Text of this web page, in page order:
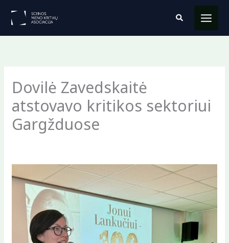
prie
Paieška
Dovilė Zavedskaitė
atstovavo kritikos sektoriui
Gargžduose